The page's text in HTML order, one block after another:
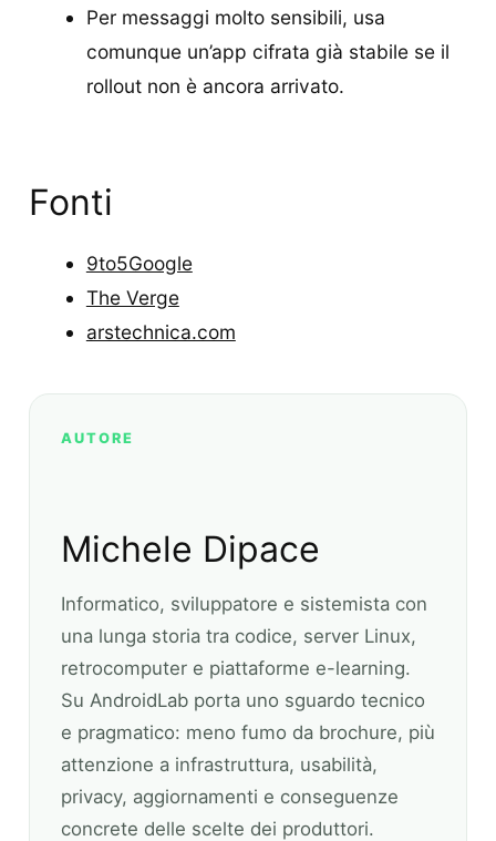
Per messaggi molto sensibili, usa
comunque un’app cifrata già stabile se il
rollout non è ancora arrivato.
Fonti
9to5Google
The Verge
arstechnica.com
AUTORE
Michele Dipace
Informatico, sviluppatore e sistemista con
una lunga storia tra codice, server Linux,
retrocomputer e piattaforme e-learning.
Su AndroidLab porta uno sguardo tecnico
e pragmatico: meno fumo da brochure, più
attenzione a infrastruttura, usabilità,
privacy, aggiornamenti e conseguenze
concrete delle scelte dei produttori.